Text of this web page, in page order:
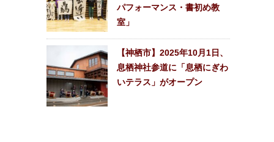
パフォーマンス・書初め教
室」
【神栖市】2025年10月1日、
息栖神社参道に「息栖にぎわ
いテラス」がオープン